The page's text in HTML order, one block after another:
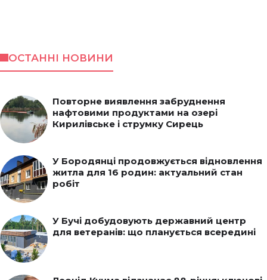
ОСТАННІ НОВИНИ
Повторне виявлення забруднення
нафтовими продуктами на озері
Кирилівське і струмку Сирець
У Бородянці продовжується відновлення
житла для 16 родин: актуальний стан
робіт
У Бучі добудовують державний центр
для ветеранів: що планується всередині